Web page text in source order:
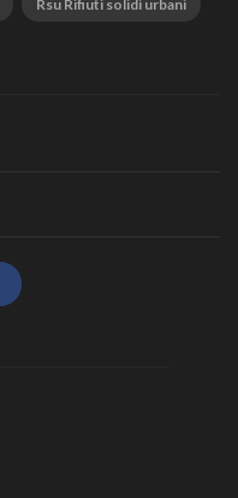
Rsu Rifiuti solidi urbani